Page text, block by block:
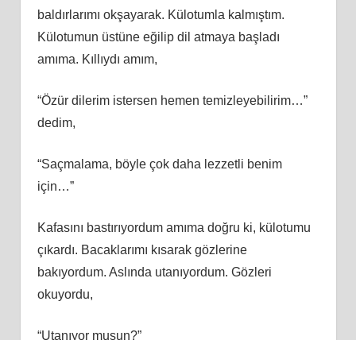
baldırlarımı okşayarak. Külotumla kalmıştım.
Külotumun üstüne eğilip dil atmaya başladı
amıma. Kıllıydı amım,
“Özür dilerim istersen hemen temizleyebilirim…”
dedim,
“Saçmalama, böyle çok daha lezzetli benim
için…”
Kafasını bastırıyordum amıma doğru ki, külotumu
çıkardı. Bacaklarımı kısarak gözlerine
bakıyordum. Aslında utanıyordum. Gözleri
okuyordu,
“Utanıyor musun?”